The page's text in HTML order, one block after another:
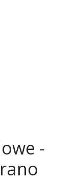
-